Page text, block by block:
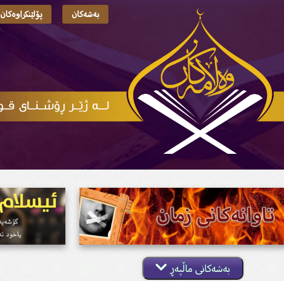
بەشەکان پۆلێنکراوەکان
بەشەکانی ماڵپەڕ